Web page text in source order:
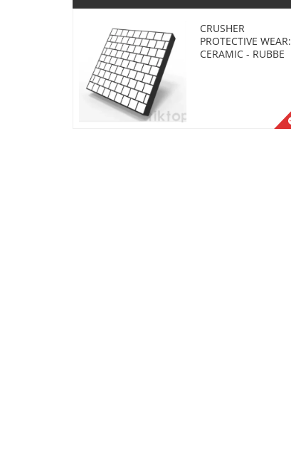
CRUSHER
PROTECTIVE WEAR:
CERAMIC - RUBBE